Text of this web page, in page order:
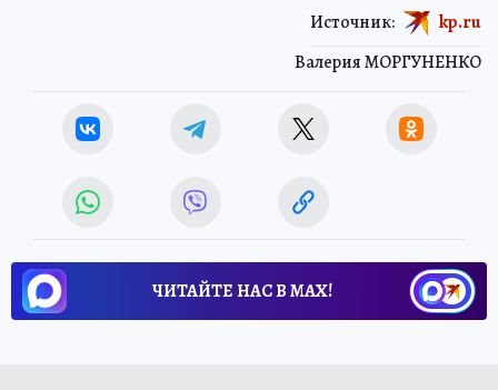
Валерия МОРГУНЕНКО
Источник: kp.ru
ЧИТАЙТЕ НАС В МАХ!